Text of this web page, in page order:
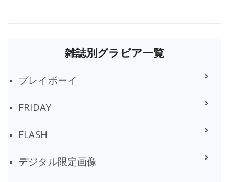
雑誌別グラビア一覧
プレイボーイ
FRIDAY
FLASH
デジタル限定画像